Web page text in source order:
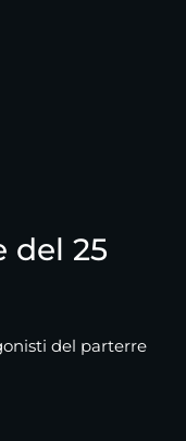
del 25
del parterre